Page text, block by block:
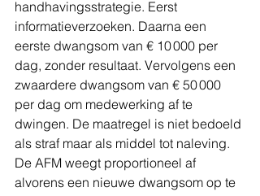
handhavingsstrategie. Eerst
informatieverzoeken. Daarna een
eerste dwangsom van € 10 000 per
dag, zonder resultaat. Vervolgens een
zwaardere dwangsom van € 50 000
per dag om medewerking af te
dwingen. De maatregel is niet bedoeld
als straf maar als middel tot naleving.
De AFM weegt proportioneel af
alvorens een nieuwe dwangsom op te